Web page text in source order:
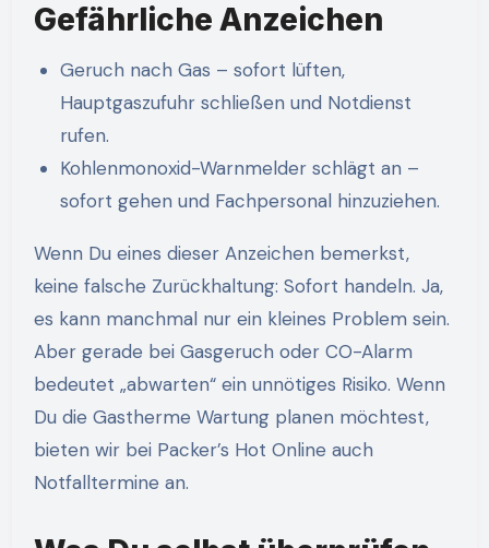
Gefährliche Anzeichen
Geruch nach Gas – sofort lüften,
Hauptgaszufuhr schließen und Notdienst
rufen.
Kohlenmonoxid-Warnmelder schlägt an –
sofort gehen und Fachpersonal hinzuziehen.
Wenn Du eines dieser Anzeichen bemerkst,
keine falsche Zurückhaltung: Sofort handeln. Ja,
es kann manchmal nur ein kleines Problem sein.
Aber gerade bei Gasgeruch oder CO-Alarm
bedeutet „abwarten“ ein unnötiges Risiko. Wenn
Du die Gastherme Wartung planen möchtest,
bieten wir bei Packer’s Hot Online auch
Notfalltermine an.